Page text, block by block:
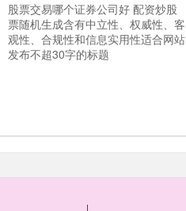
股票交易哪个证券公司好 配资炒股
票随机生成含有中立性、权威性、客
观性、合规性和信息实用性适合网站
发布不超30字的标题